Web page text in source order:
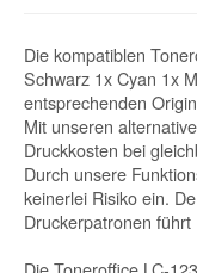
Die kompatiblen
Schwarz 1x Cyan 1x
entsprechenden
Mit unseren
Druckkosten bei
Durch unsere
keinerlei Risiko ein.
Druckerpatronen